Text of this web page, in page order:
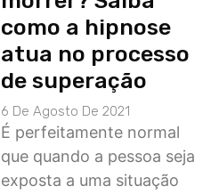
como a hipnose
atua no processo
de superação
6 De Agosto De 2021
É perfeitamente normal
que quando a pessoa seja
exposta a uma situação